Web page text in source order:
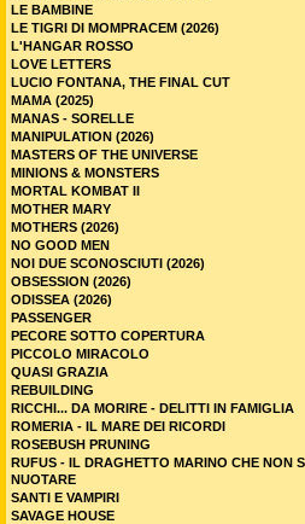
LE BAMBINE
LE TIGRI DI MOMPRACEM (2026)
L'HANGAR ROSSO
LOVE LETTERS
LUCIO FONTANA, THE FINAL CUT
MAMA (2025)
MANAS - SORELLE
MANIPULATION (2026)
MASTERS OF THE UNIVERSE
MINIONS & MONSTERS
MORTAL KOMBAT II
MOTHER MARY
MOTHERS (2026)
NO GOOD MEN
NOI DUE SCONOSCIUTI (2026)
OBSESSION (2026)
ODISSEA (2026)
PASSENGER
PECORE SOTTO COPERTURA
PICCOLO MIRACOLO
QUASI GRAZIA
REBUILDING
RICCHI... DA MORIRE - DELITTI IN FAMIGLIA
ROMERIA - IL MARE DEI RICORDI
ROSEBUSH PRUNING
RUFUS - IL DRAGHETTO MARINO CHE NON
NUOTARE
SANTI E VAMPIRI
SAVAGE HOUSE